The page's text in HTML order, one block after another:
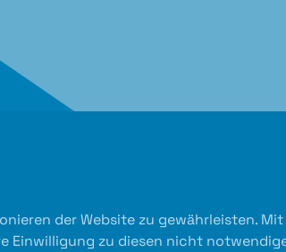
der Website zu gewährleisten.
Einwilligung zu diesen nicht